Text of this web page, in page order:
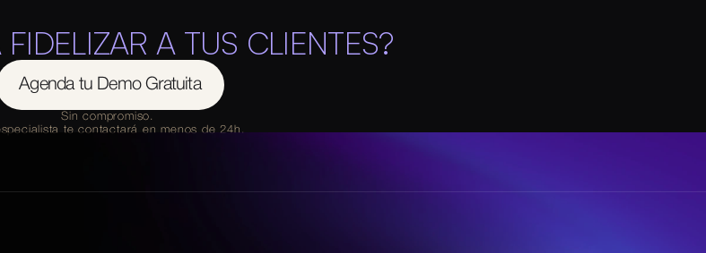
A TUS CLIENTES?
Agenda tu Demo Gratuita
Sin compromiso.
te contactará en menos de 24h.